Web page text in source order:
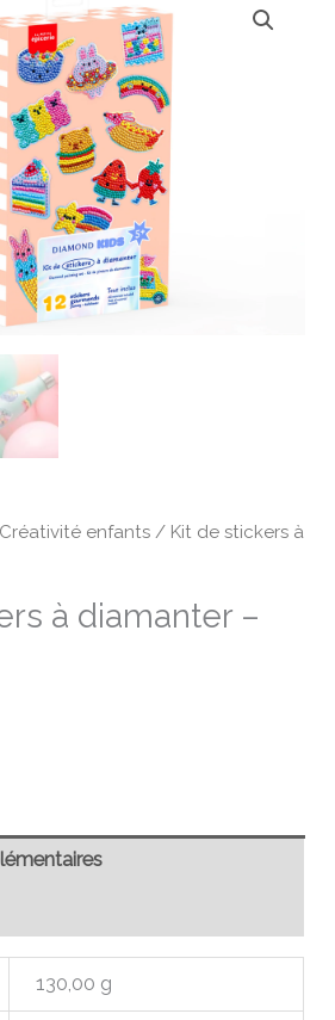
Créativité enfants / Kit de stickers à
à diamanter –
130,00 g